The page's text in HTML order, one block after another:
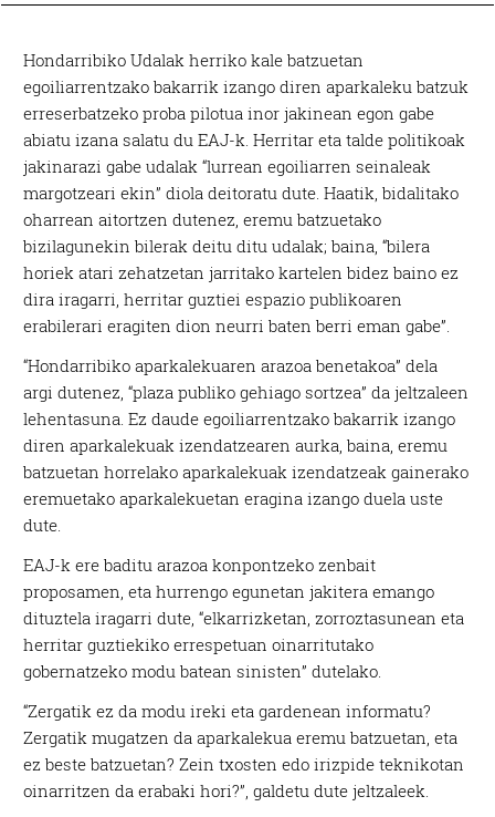
Hondarribiko Udalak herriko kale batzuetan
egoiliarrentzako bakarrik izango diren aparkaleku batzuk
erreserbatzeko proba pilotua inor jakinean egon gabe
abiatu izana salatu du EAJ-k. Herritar eta talde politikoak
jakinarazi gabe udalak “lurrean egoiliarren seinaleak
margotzeari ekin” diola deitoratu dute. Haatik, bidalitako
oharrean aitortzen dutenez, eremu batzuetako
bizilagunekin bilerak deitu ditu udalak; baina, “bilera
horiek atari zehatzetan jarritako kartelen bidez baino ez
dira iragarri, herritar guztiei espazio publikoaren
erabilerari eragiten dion neurri baten berri eman gabe”.
“Hondarribiko aparkalekuaren arazoa benetakoa” dela
argi dutenez, “plaza publiko gehiago sortzea” da jeltzaleen
lehentasuna. Ez daude egoiliarrentzako bakarrik izango
diren aparkalekuak izendatzearen aurka, baina, eremu
batzuetan horrelako aparkalekuak izendatzeak gainerako
eremuetako aparkalekuetan eragina izango duela uste
dute.
EAJ-k ere baditu arazoa konpontzeko zenbait
proposamen, eta hurrengo egunetan jakitera emango
dituztela iragarri dute, “elkarrizketan, zorroztasunean eta
herritar guztiekiko errespetuan oinarritutako
gobernatzeko modu batean sinisten” dutelako.
“Zergatik ez da modu ireki eta gardenean informatu?
Zergatik mugatzen da aparkalekua eremu batzuetan, eta
ez beste batzuetan? Zein txosten edo irizpide teknikotan
oinarritzen da erabaki hori?”, galdetu dute jeltzaleek.